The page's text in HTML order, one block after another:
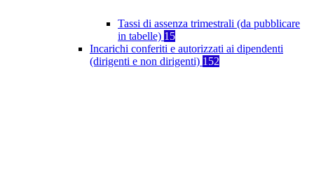
Tassi di assenza trimestrali (da pubblicare
in tabelle) 15
Incarichi conferiti e autorizzati ai dipendenti
(dirigenti e non dirigenti) 152